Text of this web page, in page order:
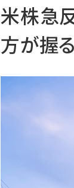
米株急
方が握